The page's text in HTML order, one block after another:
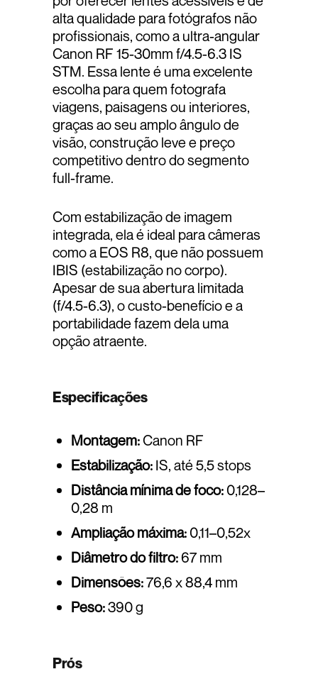
alta qualidade para fotógrafos não
profissionais, como a ultra-angular
Canon RF 15-30mm f/4.5-6.3 IS
STM. Essa lente é uma excelente
escolha para quem fotografa
viagens, paisagens ou interiores,
graças ao seu amplo ângulo de
visão, construção leve e preço
competitivo dentro do segmento
full-frame.
Com estabilização de imagem
integrada, ela é ideal para câmeras
como a EOS R8, que não possuem
IBIS (estabilização no corpo).
Apesar de sua abertura limitada
(f/4.5-6.3), o custo-benefício e a
portabilidade fazem dela uma
opção atraente.
Especificações
Montagem:Canon RF
Estabilização: IS, até 5,5 stops
Distância mínima de foco:0,128–
0,28 m
Ampliação máxima:0,11–0,52x
Diâmetro do filtro:67 mm
Dimensões:76,6 x 88,4 mm
Peso:390 g
Prós